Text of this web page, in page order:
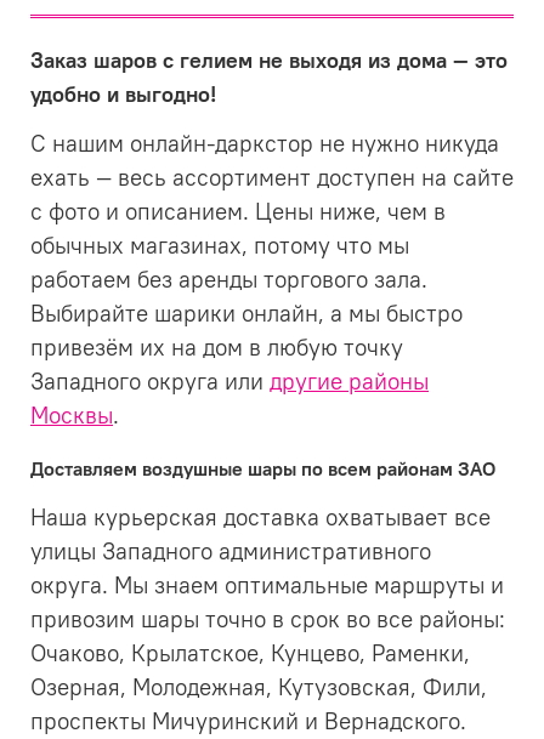
Заказ шаров с гелием не выходя из дома — это
удобно и выгодно!
С нашим онлайн-даркстор не нужно никуда
ехать — весь ассортимент доступен на сайте
с фото и описанием. Цены ниже, чем в
обычных магазинах, потому что мы
работаем без аренды торгового зала.
Выбирайте шарики онлайн, а мы быстро
привезём их на дом в любую точку
Западного округа или другие районы
Москвы.
Доставляем воздушные шары по всем районам ЗАО
Наша курьерская доставка охватывает все
улицы Западного административного
округа. Мы знаем оптимальные маршруты и
привозим шары точно в срок во все районы:
Очаково, Крылатское, Кунцево, Раменки,
Озерная, Молодежная, Кутузовская, Фили,
проспекты Мичуринский и Вернадского.